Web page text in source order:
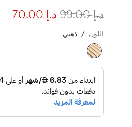
د.إ‏ 99.00 د.إ‏ 70.00
اللون ذهبي